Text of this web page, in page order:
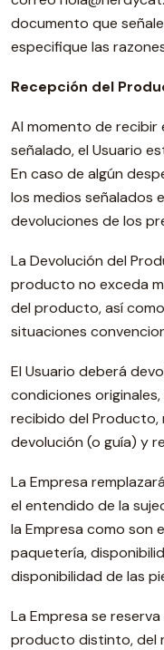
documento que
especifique las
Recepción del
Al momento de recibir
señalado, el Usuario
En caso de algún
los medios señalados
devoluciones de los
La Devolución del
producto no exceda
del producto, así
situaciones
El Usuario deberá
condiciones
recibido del Producto,
devolución (o guía) y
La Empresa
el entendido de la
la Empresa como son
paquetería,
disponibilidad de las
La Empresa se
producto distinto, del